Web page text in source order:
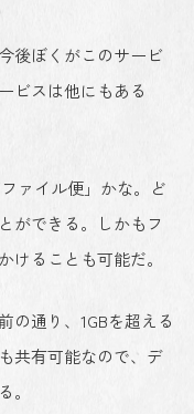
後ぼくがこのサービ
ビスは他にもある
ァイル便」かな。ど
ができる。しかもフ
けることも可能だ。
の通り、1GBを超える
共有可能なので、デ
。